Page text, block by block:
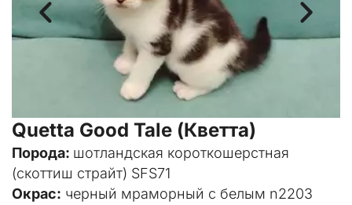
Quetta Good Tale (Кветта)
Порода: шотландская короткошерстная
(скоттиш страйт) SFS71
Окрас: черный мраморный с белым n2203